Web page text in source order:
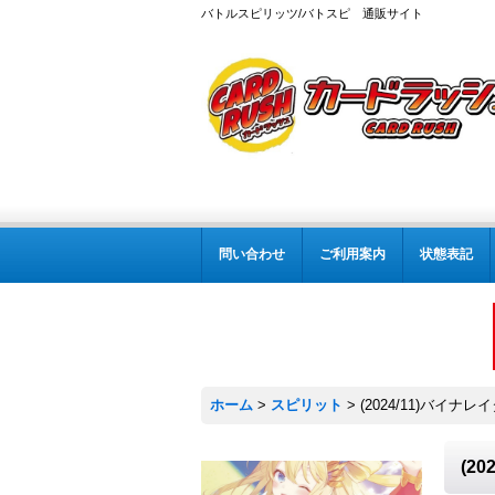
バトルスピリッツ/バトスピ 通販サイト
問い合わせ ご利用案内 状態表記
ホーム > スピリット > (2024/11)バイナレ